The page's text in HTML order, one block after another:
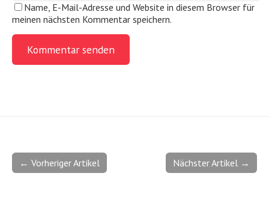
Name, E-Mail-Adresse und Website in diesem Browser für
meinen nächsten Kommentar speichern.
Nächster Artikel →
← Vorheriger Artikel